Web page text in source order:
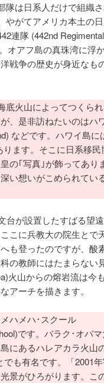
隊は日系人だけで組織
やがてアメリカ本土の
連隊 (442nd Regimental
オアフ島の真珠湾に浮
戦争の歴史が身近なも
火山によってつくられ
、是非訪ねたいのはハ
などです。ハワイ島に
ます。そこに日系移民
の｢写真｣が飾ってあり
い想いがこめられてい
台が設置したすばる望
こに兵教大の院生とで
も登ったのですが、酸
の教師にはたまらない
火山からの熔岩流は今
アーチを描きます。
ハメハ･スクール
です。バラク･オバマ
にあるハレアカラ火山
も有名です。「2001
景がひろがります。こ